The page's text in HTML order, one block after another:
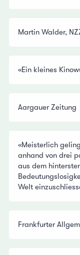
Martin Walder,
«Ein kleines
Aargauer Zeitung
«Meisterlich
anhand von drei
aus dem
Welt
Frankfurter